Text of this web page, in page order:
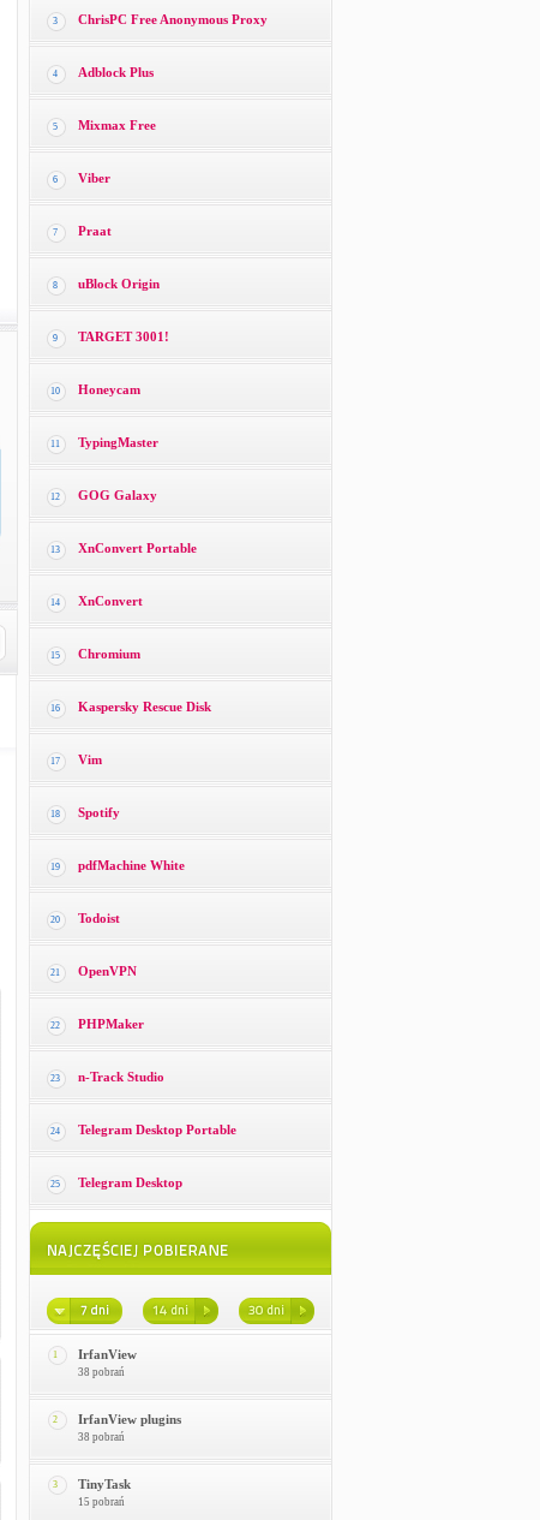
3 ChrisPC Free Anonymous Proxy
4 Adblock Plus
5 Mixmax Free
6 Viber
7 Praat
8 uBlock Origin
9 TARGET 3001!
10 Honeycam
11 TypingMaster
12 GOG Galaxy
13 XnConvert Portable
14 XnConvert
15 Chromium
16 Kaspersky Rescue Disk
17 Vim
18 Spotify
19 pdfMachine White
20 Todoist
21 OpenVPN
22 PHPMaker
23 n-Track Studio
24 Telegram Desktop Portable
25 Telegram Desktop
1 IrfanView
38 pobrań
2 IrfanView plugins
38 pobrań
3 TinyTask
15 pobrań